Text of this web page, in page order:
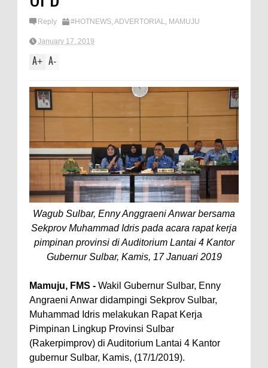
Reply #HOTNEWS,ADVERTORIAL, MAMUJU
January 17, 2019
A+ A-
Wagub Sulbar, Enny Anggraeni Anwar bersama
Sekprov Muhammad Idris pada acara rapat kerja
pimpinan provinsi di Auditorium Lantai 4 Kantor
Gubernur Sulbar, Kamis, 17 Januari 2019
Mamuju, FMS - Wakil Gubernur Sulbar, Enny
Angraeni Anwar didampingi Sekprov Sulbar,
Muhammad Idris melakukan Rapat Kerja
Pimpinan Lingkup Provinsi Sulbar
(Rakerpimprov) di Auditorium Lantai 4 Kantor
gubernur Sulbar, Kamis, (17/1/2019).